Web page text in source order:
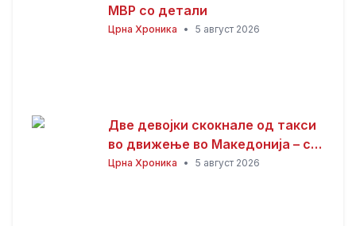
МВР со детали
Црна Хроника • 5 август 2026
Две девојки скокнале од такси
во движење во Македонија – се
утврдува што точно се случило!
Црна Хроника • 5 август 2026